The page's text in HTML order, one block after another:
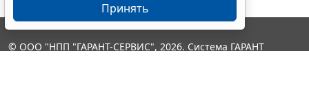
Принять
© ООО "НПП "ГАРАНТ-СЕРВИС", 2026. Система ГАРАНТ